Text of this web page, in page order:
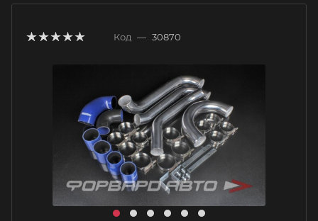
Код — 30870